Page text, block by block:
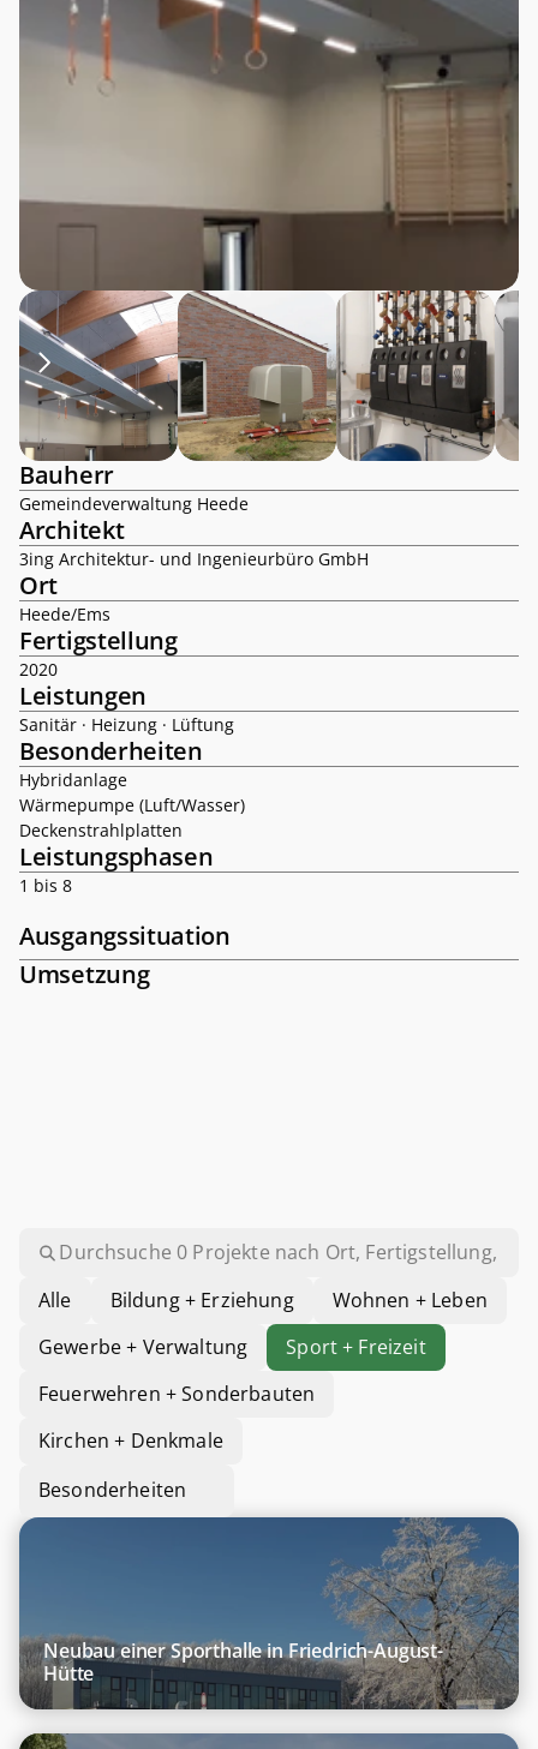
Bauherr
Gemeindeverwaltung Heede
Architekt
3ing Architektur- und Ingenieurbüro GmbH
Ort
Heede/Ems
Fertigstellung
2020
Leistungen
Sanitär · Heizung · Lüftung
Besonderheiten
Hybridanlage
Wärmepumpe (Luft/Wasser)
Deckenstrahlplatten
Leistungsphasen
1 bis 8
Ausgangssituation
Umsetzung
Alle Bildung + Erziehung
Wohnen + Leben
Gewerbe + Verwaltung
Sport + Freizeit
Feuerwehren + Sonderbauten
Kirchen + Denkmale
Besonderheiten
Solar-
Luftabsorber
Solarthermie
Photovoltaik
Neubau einer Sporthalle in Friedrich-August-
Hütte